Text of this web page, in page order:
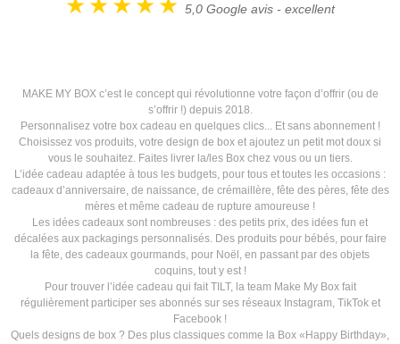
5,0 Google avis - excellent
MAKE MY BOX c’est le concept qui révolutionne votre façon d’offrir (ou de
s’offrir !) depuis 2018.
Personnalisez votre box cadeau en quelques clics... Et sans abonnement !
Choisissez vos produits, votre design de box et ajoutez un petit mot doux si
vous le souhaitez. Faites livrer la/les Box chez vous ou un tiers.
L’idée cadeau adaptée à tous les budgets, pour tous et toutes les occasions :
cadeaux d’anniversaire, de naissance, de crémaillère, fête des pères, fête des
mères et même cadeau de rupture amoureuse !
Les idées cadeaux sont nombreuses : des petits prix, des idées fun et
décalées aux packagings personnalisés. Des produits pour bébés, pour faire
la fête, des cadeaux gourmands, pour Noël, en passant par des objets
coquins, tout y est !
Pour trouver l’idée cadeau qui fait TILT, la team Make My Box fait
régulièrement participer ses abonnés sur ses réseaux Instagram, TikTok et
Facebook !
Quels designs de box ? Des plus classiques comme la Box «Happy Birthday»,